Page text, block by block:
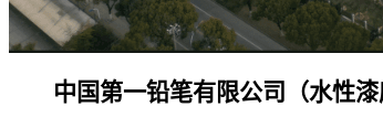
中国第一铅笔有限公司（水性漆